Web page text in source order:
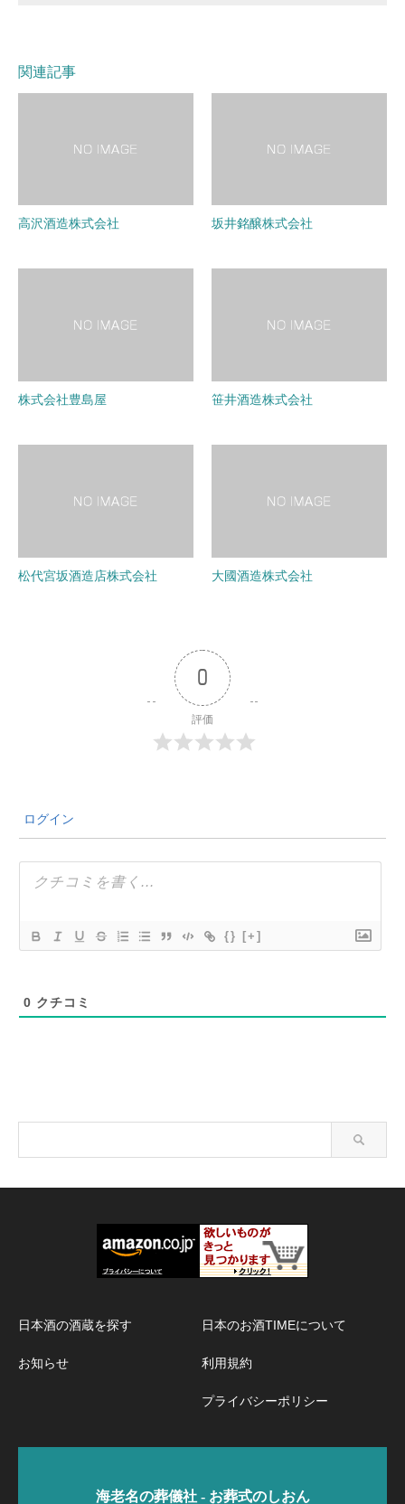
関連記事
高沢酒造株式会社 坂井銘醸株式会社
株式会社豊島屋 笹井酒造株式会社
松代宮坂酒造店株式会社 大國酒造株式会社
0
評価
ログイン
{} [+]
0 クチコミ
日本酒の酒蔵を探す
お知らせ
日本のお酒TIMEについて
利用規約
プライバシーポリシー
海老名の葬儀社 - お葬式のしおん